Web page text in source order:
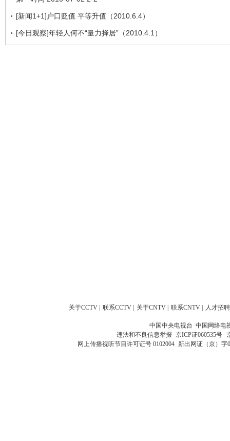
[新闻1+1]户口贬值 平等升值（2010.6.4）
[今日观察]年轻人何不“量力择居”（2010.4.1）
关于CCTV 联系CCTV 关于CNTV 联系CNTV 人才招聘
中国中央电视台 中国网络电
违法和不良信息举报 京ICP证060535号
网上传播视听节目许可证号 0102004 新出网证（京）